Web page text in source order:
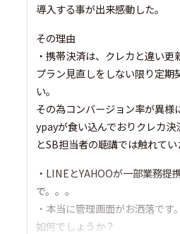
導入する事が出来感動した。
その理由
・携帯決済は、クレカと違い
プラン見直しをしない限り定期
い。
その為コンバージョン率が異様
ypayが食い込んでおりクレカ
とSB担当者の聴講では触れてい
・LINEとYAHOOが一部業務提
で。。。
・本当に管理画面がお洒落で
如何でしょうか？